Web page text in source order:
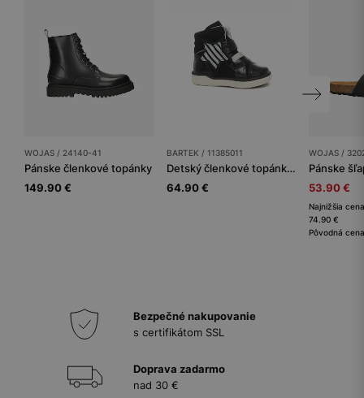
WOJAS / 24140-41
Pánske členkové topánky
149.90 €
BARTEK / 11385011
Detský členkové topánky BARTEK
64.90 €
WOJAS /
Pánske
53.90 €
Najnižšia
74.90 €
Pôvodná
Bezpečné nakupovanie
s certifikátom SSL
Doprava zadarmo
nad 30 €